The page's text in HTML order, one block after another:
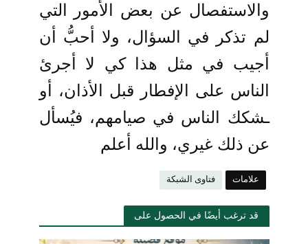
والاستفصال عن بعض الأمور التي
لم تذكر في السؤال، ولا أحبُّ أن
أجيب في مثل هذا كي لا أجرئ
الناس على الإفطار قبل الأذان، أو
ـشكك الناس في صيامهم، فيُسأل
عن ذلك غيري، والله أعلم
علامات فتاوى الشبكة
قد ترغب أيضًا في الحصول على